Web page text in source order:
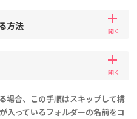
方法
場合、この手順はスキップして構
入っているフォルダーの名前をコ